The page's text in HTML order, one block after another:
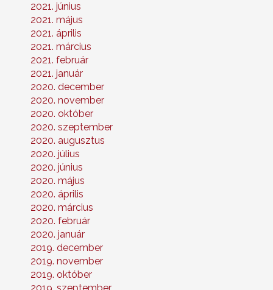
2021. június
2021. május
2021. április
2021. március
2021. február
2021. január
2020. december
2020. november
2020. október
2020. szeptember
2020. augusztus
2020. július
2020. június
2020. május
2020. április
2020. március
2020. február
2020. január
2019. december
2019. november
2019. október